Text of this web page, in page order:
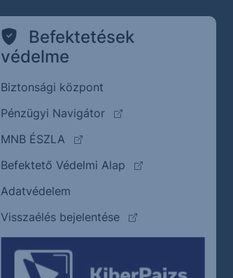
Befektetések
védelme
Biztonsági központ
Pénzügyi Navigátor
(külső oldalra ugrik)
MNB ÉSZLA
(külső oldalra ugrik)
Befektető Védelmi Alap
(külső oldalra
Adatvédelem
Visszaélés bejelentése
(külső oldalra ugrik)